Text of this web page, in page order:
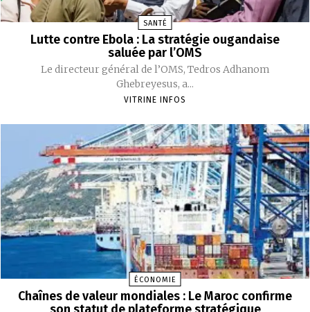
SANTÉ
Lutte contre Ebola : La stratégie ougandaise
saluée par l’OMS
Le directeur général de l’OMS, Tedros Adhanom
Ghebreyesus, a...
VITRINE INFOS
ÉCONOMIE
Chaînes de valeur mondiales : Le Maroc confirme